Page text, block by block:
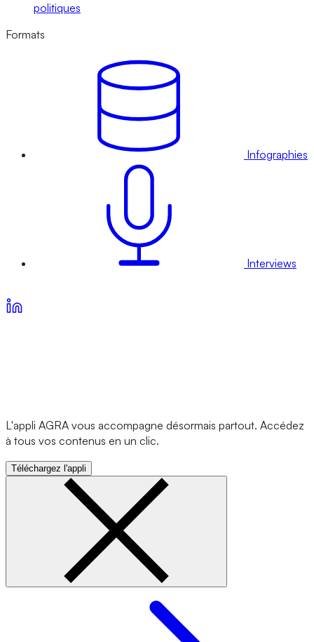
politiques
Formats
Infographies
Interviews
L'appli AGRA vous accompagne désormais partout. Accédez
à tous vos contenus en un clic.
Téléchargez l'appli